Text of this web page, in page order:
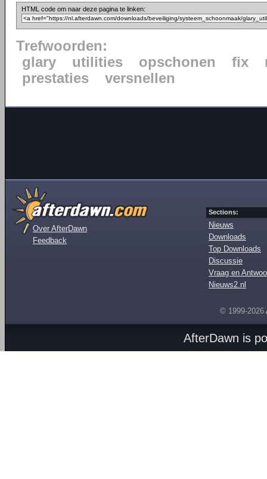
HTML code om naar deze pagina te linken:
Trefwoorden:
glary
utilities opschonen fix
prestaties
versnellen
Over AfterDawn
Feedback
Sections:
Nieuws
Downloads
Top Downloads
Discussie
Vraag en
Nieuws2.nl
© 1999-2026
AfterDawn is